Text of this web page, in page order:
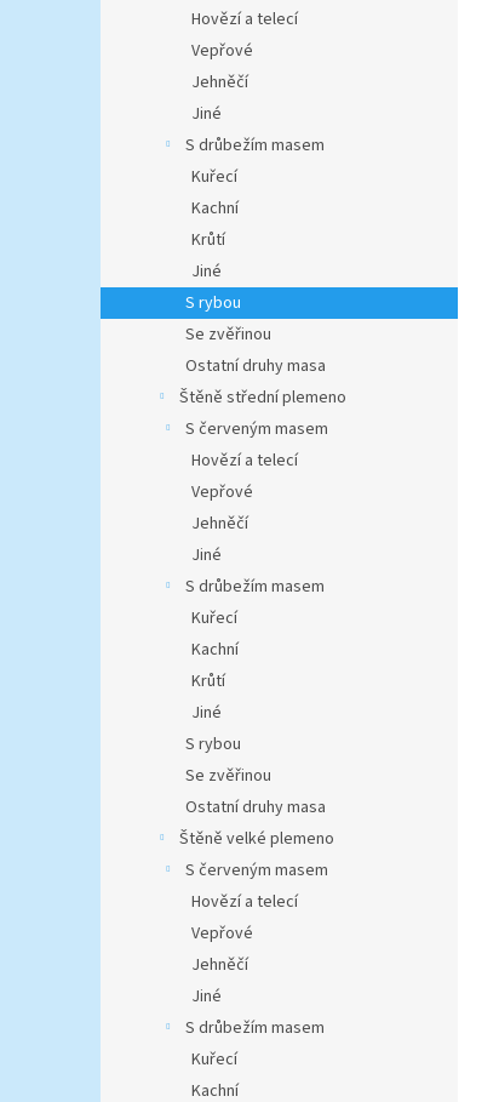
Hovězí a telecí
Vepřové
Jehněčí
Jiné
S drůbežím masem
Kuřecí
Kachní
Krůtí
Jiné
S rybou
Se zvěřinou
Ostatní druhy masa
Štěně střední plemeno
S červeným masem
Hovězí a telecí
Vepřové
Jehněčí
Jiné
S drůbežím masem
Kuřecí
Kachní
Krůtí
Jiné
S rybou
Se zvěřinou
Ostatní druhy masa
Štěně velké plemeno
S červeným masem
Hovězí a telecí
Vepřové
Jehněčí
Jiné
S drůbežím masem
Kuřecí
Kachní